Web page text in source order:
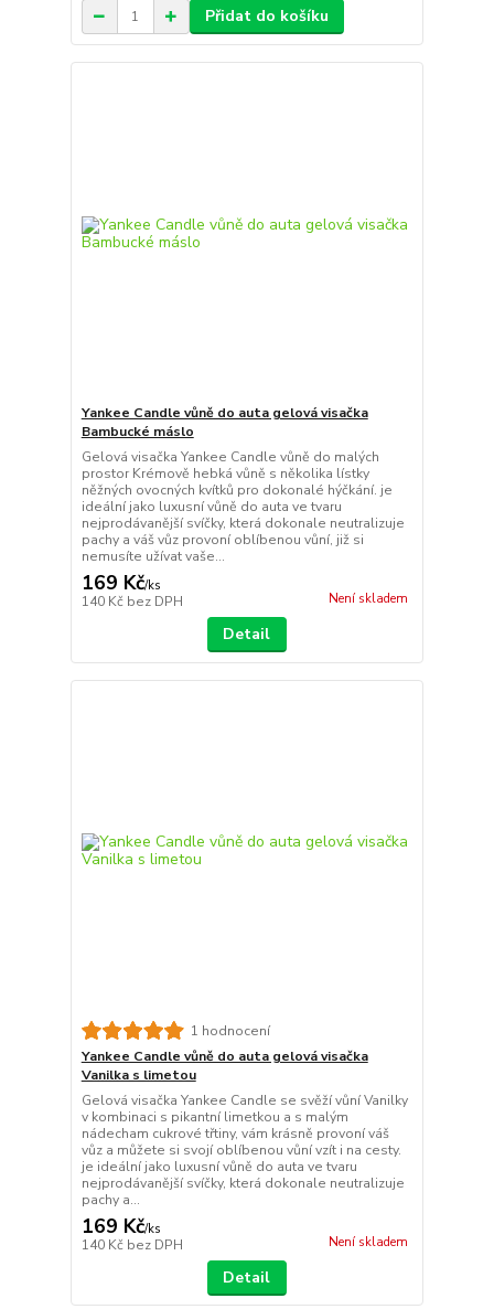
Přidat do košíku
Yankee Candle vůně do auta gelová visačka
Bambucké máslo
Gelová visačka Yankee Candle vůně do malých
prostor Krémově hebká vůně s několika lístky
něžných ovocných kvítků pro dokonalé hýčkání. je
ideální jako luxusní vůně do auta ve tvaru
nejprodávanější svíčky, která dokonale neutralizuje
pachy a váš vůz provoní oblíbenou vůní, již si
nemusíte užívat vaše...
169 Kč/ks
140 Kč bez DPH Není skladem
Detail
1 hodnocení
Yankee Candle vůně do auta gelová visačka
Vanilka s limetou
Gelová visačka Yankee Candle se svěží vůní Vanilky
v kombinaci s pikantní limetkou a s malým
nádecham cukrové třtiny, vám krásně provoní váš
vůz a můžete si svojí oblíbenou vůní vzít i na cesty.
je ideální jako luxusní vůně do auta ve tvaru
nejprodávanější svíčky, která dokonale neutralizuje
pachy a...
169 Kč/ks
140 Kč bez DPH Není skladem
Detail